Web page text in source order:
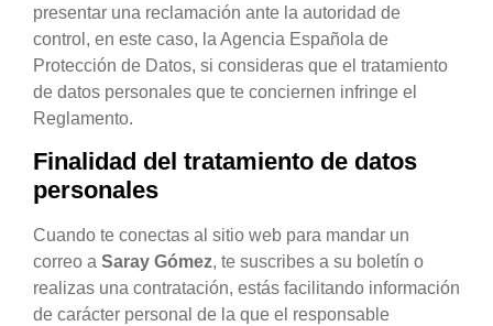
presentar una reclamación ante la autoridad de
control, en este caso, la Agencia Española de
Protección de Datos, si consideras que el tratamiento
de datos personales que te conciernen infringe el
Reglamento.
Finalidad del tratamiento de datos
personales
Cuando te conectas al sitio web para mandar un
correo a Saray Gómez, te suscribes a su boletín o
realizas una contratación, estás facilitando información
de carácter personal de la que el responsable